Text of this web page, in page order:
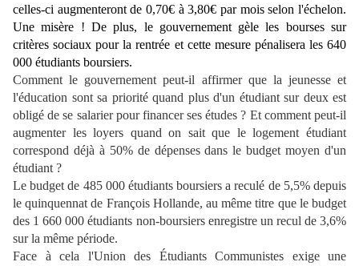
celles-ci augmenteront de 0,70€ à 3,80€ par mois selon l'échelon.
Une misère ! De plus, le gouvernement gèle les bourses sur
critères sociaux pour la rentrée et cette mesure pénalisera les 640
000 étudiants boursiers.
Comment le gouvernement peut-il affirmer que la jeunesse et
l'éducation sont sa priorité quand plus d'un étudiant sur deux est
obligé de se salarier pour financer ses études ? Et comment peut-il
augmenter les loyers quand on sait que le logement étudiant
correspond déjà à 50% de dépenses dans le budget moyen d'un
étudiant ?
Le budget de 485 000 étudiants boursiers a reculé de 5,5% depuis
le quinquennat de François Hollande, au même titre que le budget
des 1 660 000 étudiants non-boursiers enregistre un recul de 3,6%
sur la même période.
Face à cela l'Union des Étudiants Communistes exige une